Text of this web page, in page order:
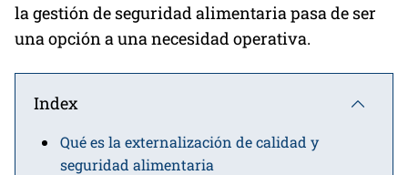
la gestión de seguridad alimentaria pasa de ser
una opción a una necesidad operativa.
Index
Qué es la externalización de calidad y
seguridad alimentaria